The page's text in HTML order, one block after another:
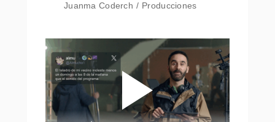
Juanma Coderch Producciones